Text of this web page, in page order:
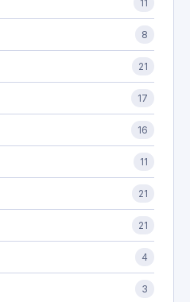
11
8
21
17
16
11
21
21
4
3